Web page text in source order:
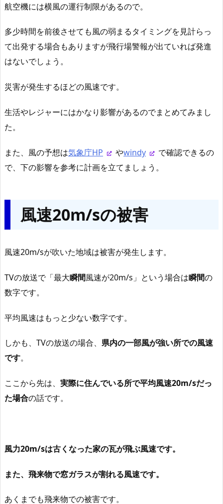
航空機には横風の運行制限があるので。
多少時間を前後させても風の弱まるタイミングを見計らっ
て出発する場合もありますが飛行場警報が出ていれば発進
はないでしょう。
災害が発生するほどの風速です。
生活やレジャーにはかなり影響があるのでまとめてみまし
た。
また、風の予想は気象庁HP やwindy
で確認できるの
で、下の影響を参考に計画を立てましょう。
風速20m/sの被害
風速20m/sが吹いた地域は被害が発生します。
TVの放送で「最大瞬間風速が20m/s」という場合は瞬間の
数字です。
平均風速はもっと少ない数字です。
しかも、TVの放送の場合、 県内の一部風が強い所での風速
です。
ここから先は、 実際に住んでいる所で平均風速20m/sだっ
た場合の話です。
風力20m/sは古くなった家の瓦が飛ぶ風速です。
また、飛来物で窓ガラスが割れる風速です。
あくまでも飛来物での被害です。